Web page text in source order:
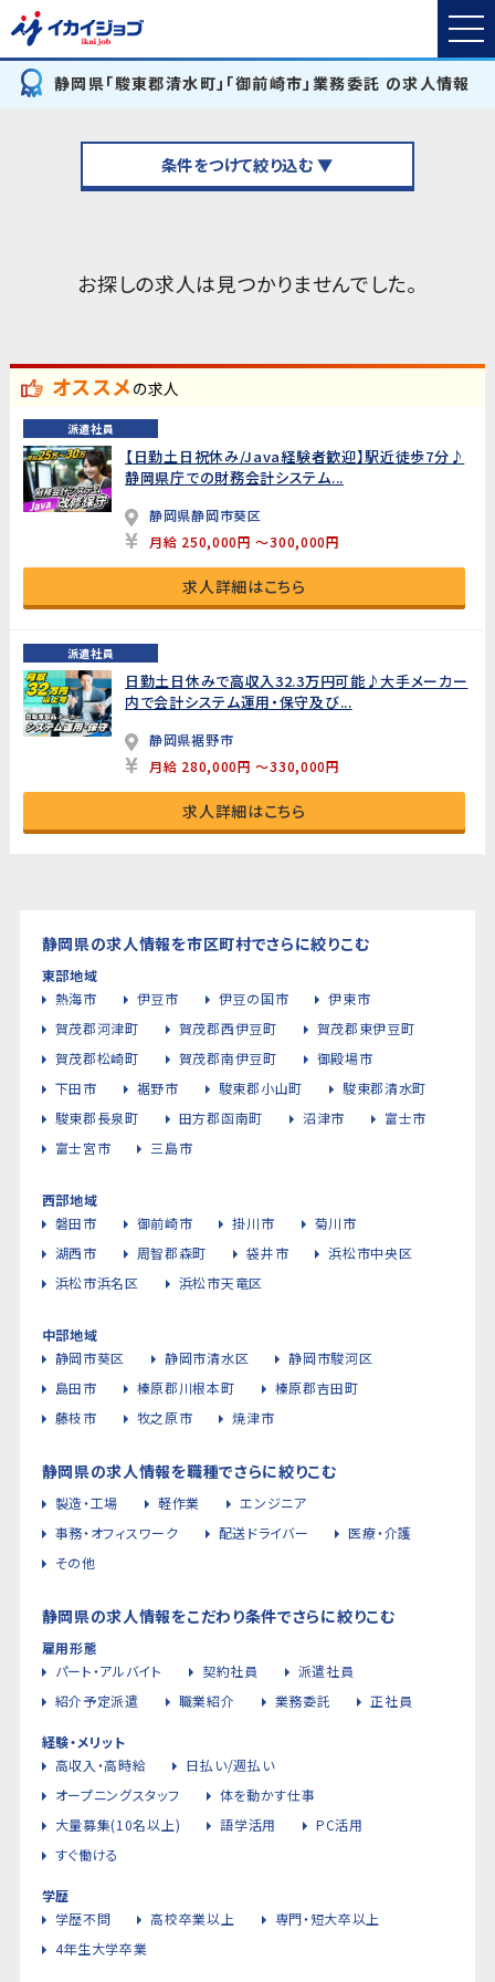
静岡県「駿東郡清水町」「御前崎市」業務委託 の求人情報
条件をつけて絞り込む ▼
お探しの求人は見つかりませんでした。
オススメの求人
派遣社員
【日勤土日祝休み/Java経験者歓迎】駅近徒歩7分♪
静岡県庁での財務会計システム...
静岡県静岡市葵区
月給 250,000円 ～300,000円
求人詳細はこちら
派遣社員
日勤土日休みで高収入32.3万円可能♪大手メーカー
内で会計システム運用・保守及び...
静岡県裾野市
月給 280,000円 ～330,000円
求人詳細はこちら
静岡県の求人情報を市区町村でさらに絞りこむ
東部地域
熱海市
伊豆市 伊豆の国市
伊東市
賀茂郡河津町
賀茂郡西伊豆町
賀茂郡東伊豆町
賀茂郡松崎町
賀茂郡南伊豆町
御殿場市
下田市
裾野市 駿東郡小山町
駿東郡清水町
駿東郡長泉町
田方郡函南町 沼津市
富士市
富士宮市
三島市
西部地域
磐田市
御前崎市 掛川市
菊川市
湖西市
周智郡森町 袋井市
浜松市中央区
浜松市浜名区
浜松市天竜区
中部地域
静岡市葵区
静岡市清水区
静岡市駿河区
島田市
榛原郡川根本町
榛原郡吉田町
藤枝市
牧之原市 焼津市
静岡県の求人情報を職種でさらに絞りこむ
製造・工場 軽作業
エンジニア
事務・オフィスワーク
配送ドライバー
医療・介護
その他
静岡県の求人情報をこだわり条件でさらに絞りこむ
雇用形態
パート・アルバイト
契約社員
派遣社員
紹介予定派遣
職業紹介 業務委託 正社員
経験・メリット
高収入・高時給
日払い/週払い
オープニングスタッフ
体を動かす仕事
大量募集(10名以上)
語学活用
PC活用
すぐ働ける
学歴
学歴不問
高校卒業以上
専門・短大卒以上
4年生大学卒業